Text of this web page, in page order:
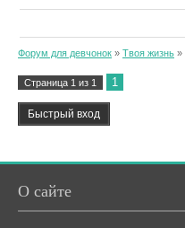
Форум для девчонок » Твоя жизнь »
Страница 1 из 1 1
О сайте